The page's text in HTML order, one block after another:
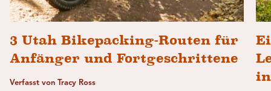
3 Utah Bikepacking-Routen für
Anfänger und Fortgeschrittene
Verfasst von Tracy Ross